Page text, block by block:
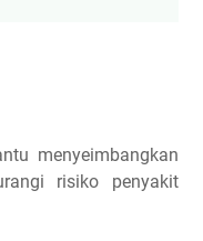
menyeimbangkan
risiko penyakit